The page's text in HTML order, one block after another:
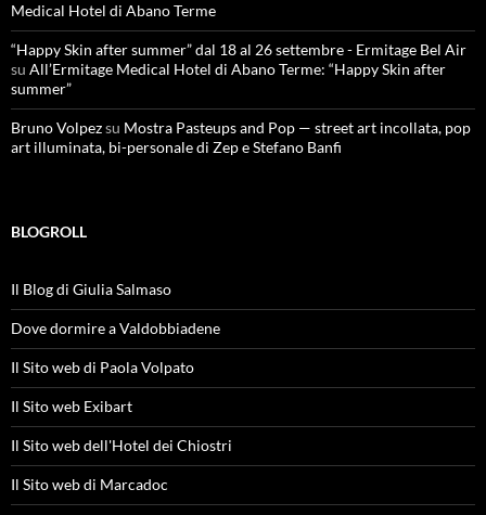
Medical Hotel di Abano Terme
“Happy Skin after summer” dal 18 al 26 settembre - Ermitage Bel Air
su All’Ermitage Medical Hotel di Abano Terme: “Happy Skin after
summer”
Bruno Volpezsu Mostra Pasteups and Pop — street art incollata, pop
art illuminata, bi-personale di Zep e Stefano Banfi
BLOGROLL
Il Blog di Giulia Salmaso
Dove dormire a Valdobbiadene
Il Sito web di Paola Volpato
Il Sito web Exibart
Il Sito web dell'Hotel dei Chiostri
Il Sito web di Marcadoc